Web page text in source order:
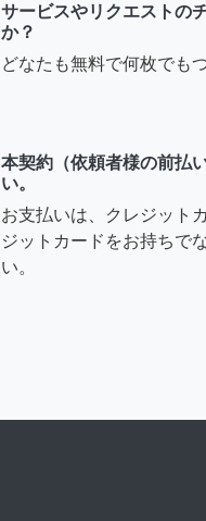
サービスやリクエストの
か？
どなたも無料で何枚でも
本契約（依頼者様の前払
い。
お支払いは、クレジット
ジットカードをお持ちで
い。